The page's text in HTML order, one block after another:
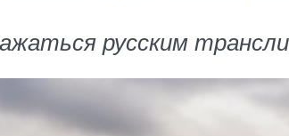
русским